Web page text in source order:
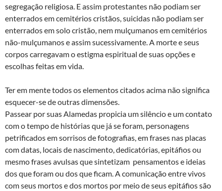
segregação religiosa. E assim protestantes não podiam ser
enterrados em cemitérios cristãos, suicidas não podiam ser
enterrados em solo cristão, nem mulçumanos em cemitérios
não-mulçumanos e assim sucessivamente. A morte e seus
corpos carregavam o estigma espiritual de suas opções e
escolhas feitas em vida.
Ter em mente todos os elementos citados acima não significa
esquecer-se de outras dimensões.
Passear por suas Alamedas propicia um silêncio e um contato
com o tempo de histórias que já se foram, personagens
petrificados em sorrisos de fotografias, em frases nas placas
com datas, locais de nascimento, dedicatórias, epitáfios ou
mesmo frases avulsas que sintetizam pensamentos e ideias
dos que foram ou dos que ficam. A comunicação entre vivos
com seus mortos e dos mortos por meio de seus epitáfios são